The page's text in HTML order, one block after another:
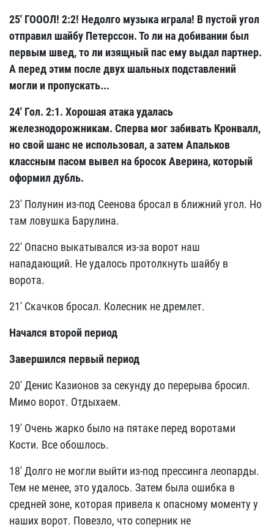
25' ГОООЛ! 2:2! Недолго музыка играла! В пустой угол
отправил шайбу Петерссон. То ли на добивании был
первым швед, то ли изящный пас ему выдал партнер.
А перед этим после двух шальных подставлений
могли и пропускать...
24' Гол. 2:1. Хорошая атака удалась
железнодорожникам. Сперва мог забивать Кронвалл,
но свой шанс не использовал, а затем Апальков
классным пасом вывел на бросок Аверина, который
оформил дубль.
23' Полунин из-под Сеенова бросал в ближний угол. Но
там ловушка Барулина.
22' Опасно выкатывался из-за ворот наш
нападающий. Не удалось протолкнуть шайбу в
ворота.
21' Скачков бросал. Колесник не дремлет.
Начался второй период
Завершился первый период
20' Денис Казионов за секунду до перерыва бросил.
Мимо ворот. Отдыхаем.
19' Очень жарко было на пятаке перед воротами
Кости. Все обошлось.
18' Долго не могли выйти из-под прессинга леопарды.
Тем не менее, это удалось. Затем была ошибка в
средней зоне, которая привела к опасному моменту у
наших ворот. Повезло, что соперник не